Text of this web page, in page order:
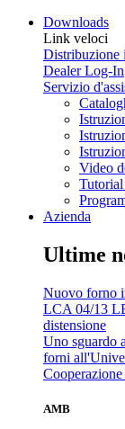
Downloads
Link veloci
Distribuzione
Dealer Log-In
Servizio
Video
Azienda
Ultime
Nuovo forno
LCA 04/13
distensione
Uno sguardo
forni
AMB